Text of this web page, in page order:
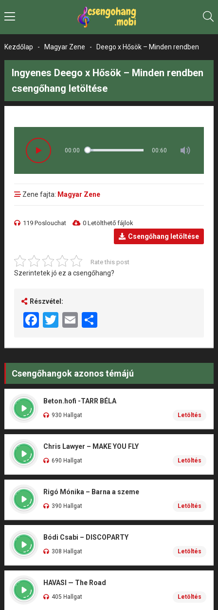
Kezdőlap - Magyar Zene - Deego x Hősök – Minden rendben
Ingyenes Deego x Hősök – Minden rendben
csengőhang letöltése
00:00 00:60
Zene fajta: Magyar Zene
119 Poslouchat 0 Letölthető fájlok
Csengőhang letöltése
Rate this post
Szerintetek jó ez a csengőhang?
Részvétel:
Facebook
Twitter
EmailShare
Csengőhangok azonos témájú
Beton.hofi -TARR BÉLA
930 Hallgat Letöltés
Chris Lawyer – MAKE YOU FLY
690 Hallgat Letöltés
Rigó Mónika – Barna a szeme
390 Hallgat Letöltés
Bódi Csabi – DISCOPARTY
308 Hallgat Letöltés
HAVASI — The Road
405 Hallgat Letöltés